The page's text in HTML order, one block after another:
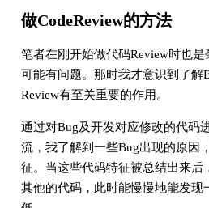
做CodeReview的方法
笔者在刚开始做代码Review时也
可能有问题。那时我才意识到了解
Review有至关重要的作用。
通过对Bug及开发对应修改的代码
流，我了解到一些Bug出现的原因
征。当这些代码特征被总结出来后
其他的代码，此时能慢慢地能发现